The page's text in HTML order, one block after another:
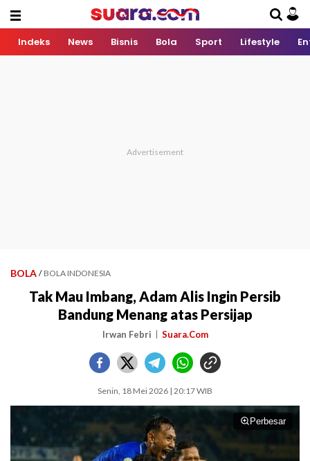
Indeks News Bisnis Bola Sport Lifestyle
BOLA / BOLA INDONESIA
Tak Mau Imbang, Adam Alis Ingin Persib
Bandung Menang atas Persijap
Irwan Febri Suara.Com
Senin, 18 Mei 2026 | 20:17 WIB
Perbesar